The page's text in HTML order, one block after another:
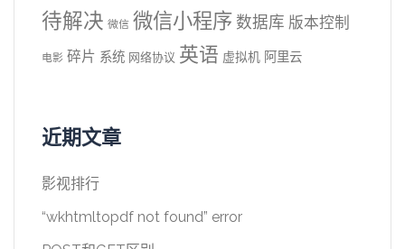
待解决 微信 微信小程序 数据库 版本控制
电影 碎片 系统 网络协议 英语 虚拟机 阿里云
近期文章
影视排行
“wkhtmltopdf not found” error